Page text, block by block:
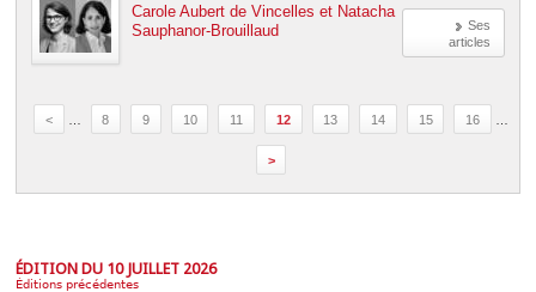
Ses
articles
Carole Aubert de Vincelles et Natacha
Sauphanor-Brouillaud
< 8 9 10 11 12 13 14 15 16
>
ÉDITION DU 10 JUILLET 2026
Éditions précédentes